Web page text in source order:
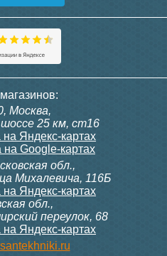
Москва,
25 км, ст16
Яндекс-картах
Google-картах
обл.,
Михалевича, 116Б
Яндекс-картах
обл.,
переулок, 68
Яндекс-картах